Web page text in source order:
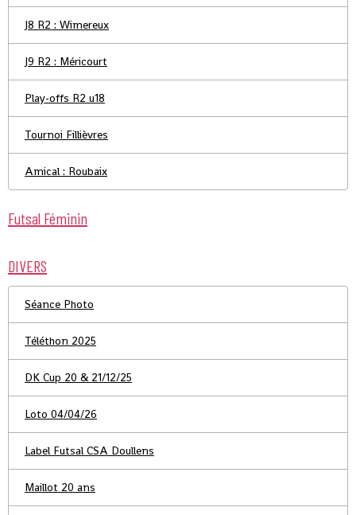
J8 R2 : Wimereux
J9 R2 : Méricourt
Play-offs R2 u18
Tournoi Fillièvres
Amical : Roubaix
Futsal Féminin
DIVERS
Séance Photo
Téléthon 2025
DK Cup 20 & 21/12/25
Loto 04/04/26
Label Futsal CSA Doullens
Maillot 20 ans